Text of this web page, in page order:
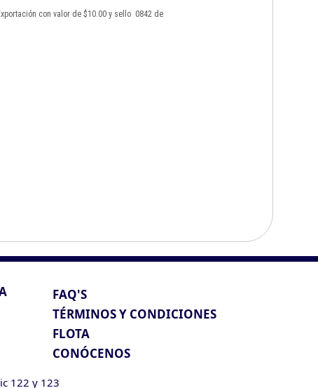
con valor de $10.00 y sello 0842 de
FAQ'S
TÉRMINOS Y CONDICIONES
FLOTA
CONÓCENOS
122 y 123